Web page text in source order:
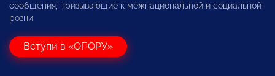
сообщения, призывающие к межнациональной и социальной
розни.
Вступи в «ОПОРУ»